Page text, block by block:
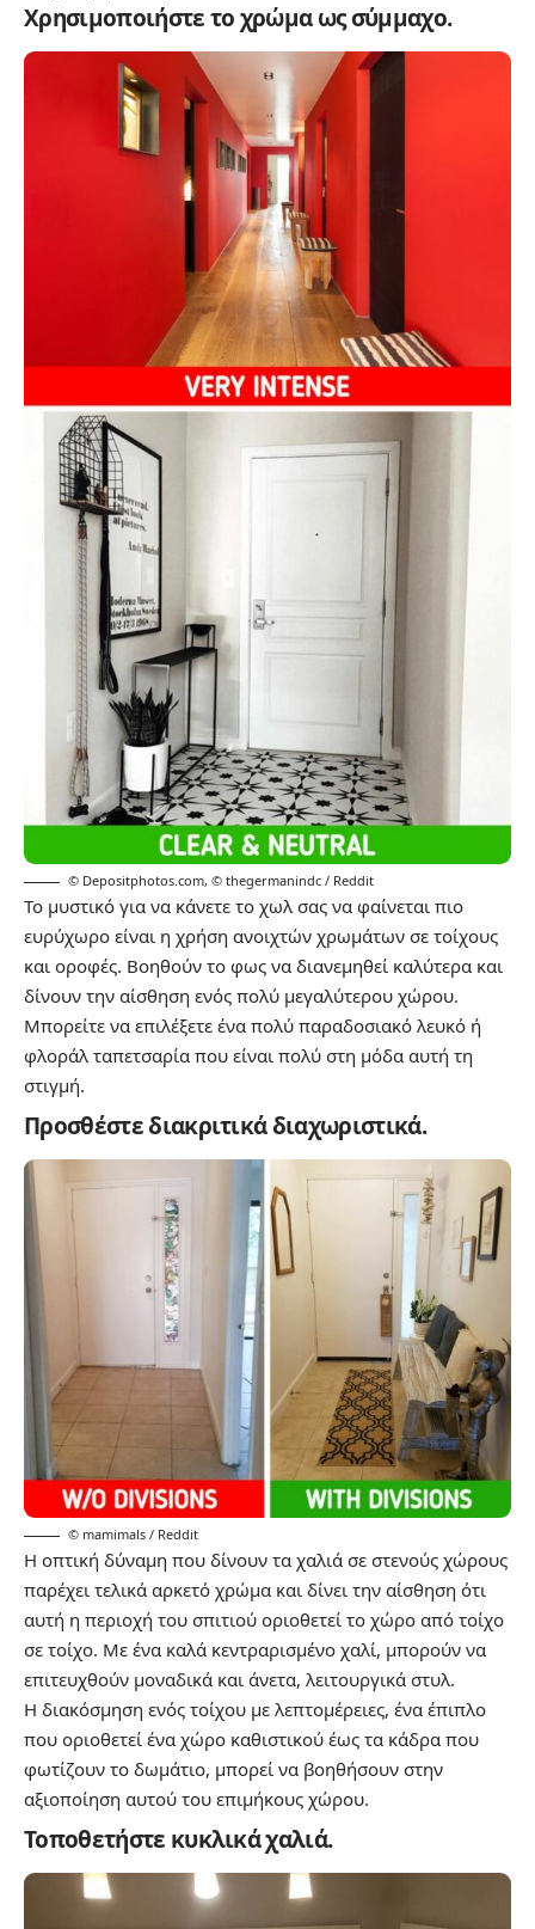
Χρησιμοποιήστε το χρώμα ως σύμμαχο.
© Depositphotos.com, © thegermanindc / Reddit
Το μυστικό για να κάνετε το χωλ σας να φαίνεται πιο
ευρύχωρο είναι η χρήση ανοιχτών χρωμάτων σε τοίχους
και οροφές. Βοηθούν το φως να διανεμηθεί καλύτερα και
δίνουν την αίσθηση ενός πολύ μεγαλύτερου χώρου.
Μπορείτε να επιλέξετε ένα πολύ παραδοσιακό λευκό ή
φλοράλ ταπετσαρία που είναι πολύ στη μόδα αυτή τη
στιγμή.
Προσθέστε διακριτικά διαχωριστικά.
© mamimals / Reddit
Η οπτική δύναμη που δίνουν τα χαλιά σε στενούς χώρους
παρέχει τελικά αρκετό χρώμα και δίνει την αίσθηση ότι
αυτή η περιοχή του σπιτιού οριοθετεί το χώρο από τοίχο
σε τοίχο. Με ένα καλά κεντραρισμένο χαλί, μπορούν να
επιτευχθούν μοναδικά και άνετα, λειτουργικά στυλ.
Η διακόσμηση ενός τοίχου με λεπτομέρειες, ένα έπιπλο
που οριοθετεί ένα χώρο καθιστικού έως τα κάδρα που
φωτίζουν το δωμάτιο, μπορεί να βοηθήσουν στην
αξιοποίηση αυτού του επιμήκους χώρου.
Τοποθετήστε κυκλικά χαλιά.